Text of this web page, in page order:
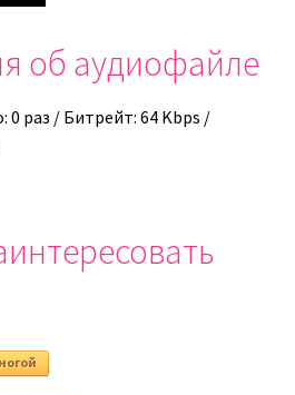
об аудиофайле
0 раз / Битрейт: 64 Kbps /